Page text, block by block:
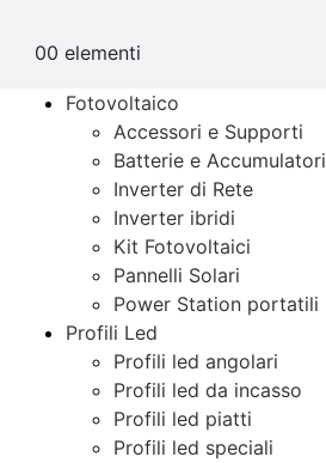
00 elementi
Fotovoltaico
Accessori e Supporti
Batterie e Accumulatori
Inverter di Rete
Inverter ibridi
Kit Fotovoltaici
Pannelli Solari
Power Station portatili
Profili Led
Profili led angolari
Profili led da incasso
Profili led piatti
Profili led speciali